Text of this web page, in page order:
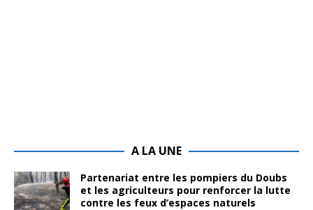
A LA UNE
Partenariat entre les pompiers du Doubs
et les agriculteurs pour renforcer la lutte
contre les feux d’espaces naturels